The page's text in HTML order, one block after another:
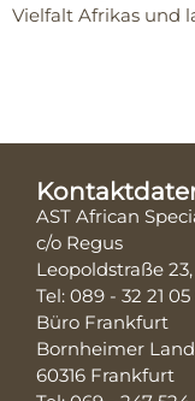
Vielfalt Afrikas und
AST African
c/o Regus
Leopoldstraße
Tel: 089 - 32 21
Büro Frankfurt
Bornheimer
60316 Frankfurt